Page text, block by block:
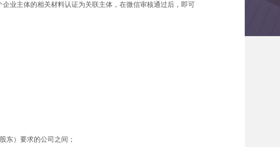
业主体的相关材料认证为关联主体，在微信审核通过后，即可
东）要求的公司之间；